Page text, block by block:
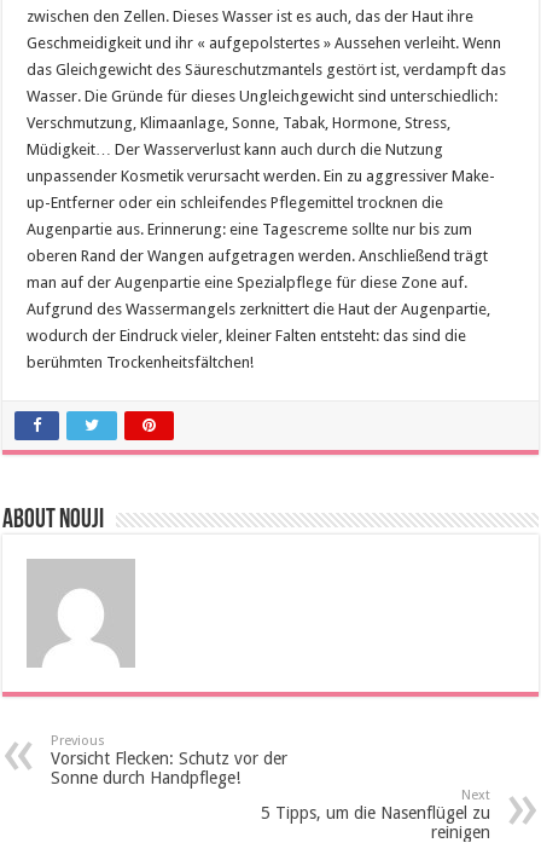
zwischen den Zellen. Dieses Wasser ist es auch, das der Haut ihre
Geschmeidigkeit und ihr « aufgepolstertes » Aussehen verleiht. Wenn
das Gleichgewicht des Säureschutzmantels gestört ist, verdampft das
Wasser. Die Gründe für dieses Ungleichgewicht sind unterschiedlich:
Verschmutzung, Klimaanlage, Sonne, Tabak, Hormone, Stress,
Müdigkeit… Der Wasserverlust kann auch durch die Nutzung
unpassender Kosmetik verursacht werden. Ein zu aggressiver Make-
up-Entferner oder ein schleifendes Pflegemittel trocknen die
Augenpartie aus. Erinnerung: eine Tagescreme sollte nur bis zum
oberen Rand der Wangen aufgetragen werden. Anschließend trägt
man auf der Augenpartie eine Spezialpflege für diese Zone auf.
Aufgrund des Wassermangels zerknittert die Haut der Augenpartie,
wodurch der Eindruck vieler, kleiner Falten entsteht: das sind die
berühmten Trockenheitsfältchen!
About Nouji
Previous
Vorsicht Flecken: Schutz vor der
Sonne durch Handpflege!
Next
5 Tipps, um die Nasenflügel zu
reinigen